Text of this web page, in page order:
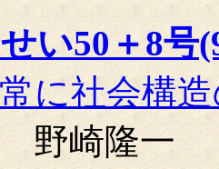
い50＋8号
に社会構
野崎隆一